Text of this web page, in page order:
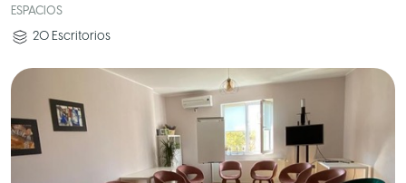
ESPACIOS
20 Escritorios